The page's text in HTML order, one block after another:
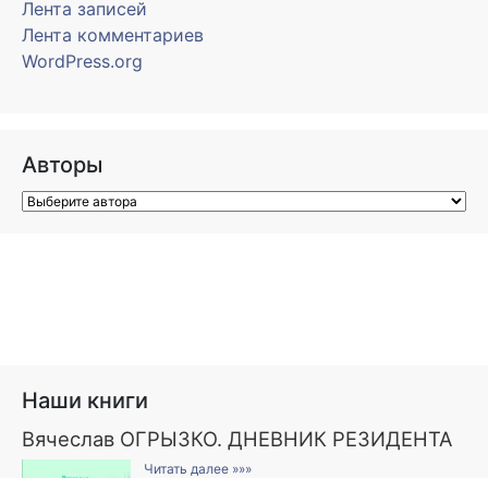
Лента записей
Лента комментариев
WordPress.org
Авторы
Наши книги
Вячеслав ОГРЫЗКО. ДНЕВНИК РЕЗИДЕНТА
Читать далее »»»